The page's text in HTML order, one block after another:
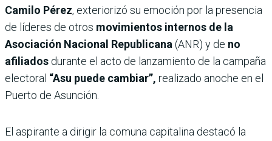
Camilo Pérez, exteriorizó su emoción por la presencia
de líderes de otros movimientos internos de la
Asociación Nacional Republicana (ANR) y de no
afiliados durante el acto de lanzamiento de la campaña
electoral “Asu puede cambiar”, realizado anoche en el
Puerto de Asunción.
El aspirante a dirigir la comuna capitalina destacó la